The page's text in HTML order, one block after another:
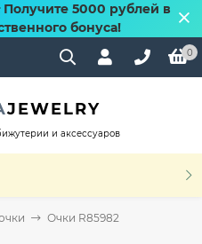
Получите 5000 рублей в
бонуса!
0
JEWELRY
и аксессуаров
Очки R85982